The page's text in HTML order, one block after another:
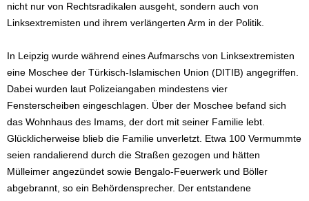
nicht nur von Rechtsradikalen ausgeht, sondern auch von
Linksextremisten und ihrem verlängerten Arm in der Politik.
In Leipzig wurde während eines Aufmarschs von Linksextremisten
eine Moschee der Türkisch-Islamischen Union (DITIB) angegriffen.
Dabei wurden laut Polizeiangaben mindestens vier
Fensterscheiben eingeschlagen. Über der Moschee befand sich
das Wohnhaus des Imams, der dort mit seiner Familie lebt.
Glücklicherweise blieb die Familie unverletzt. Etwa 100 Vermummte
seien randalierend durch die Straßen gezogen und hätten
Mülleimer angezündet sowie Bengalo-Feuerwerk und Böller
abgebrannt, so ein Behördensprecher. Der entstandene